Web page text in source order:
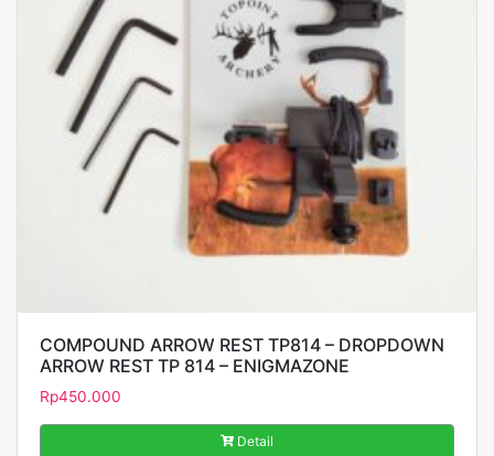
COMPOUND ARROW REST TP814 – DROPDOWN
ARROW REST TP 814 – ENIGMAZONE
Rp450.000
Detail